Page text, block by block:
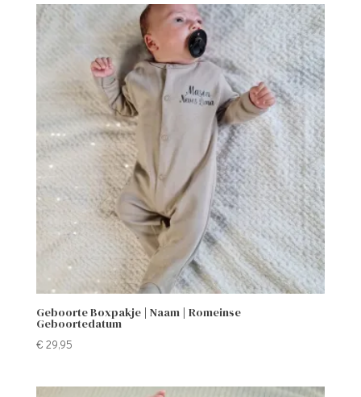
Geboorte Boxpakje | Naam | Romeinse
Geboortedatum
€ 29,95